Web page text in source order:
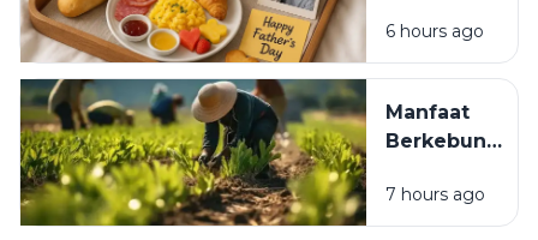
Padat
Hari: Manfaat
untuk Energi,
dan
Produktivitas
6 hours ago
Manfaat
Berkebun
Kesehatan:
Healing
7 hours ago